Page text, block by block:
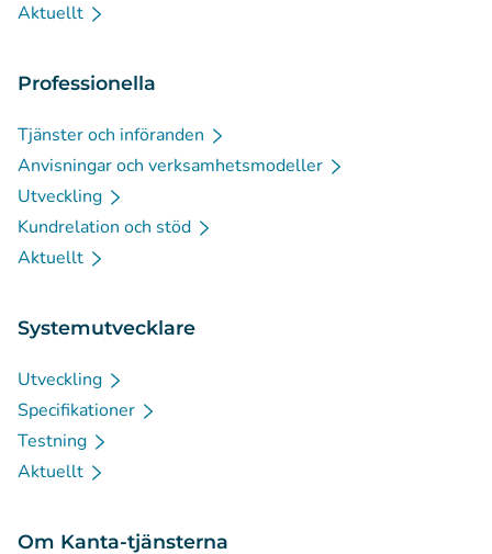
Aktuellt
Professionella
Tjänster och införanden
Anvisningar och verksamhetsmodeller
Utveckling
Kundrelation och stöd
Aktuellt
Systemutvecklare
Utveckling
Specifikationer
Testning
Aktuellt
Om Kanta-tjänsterna